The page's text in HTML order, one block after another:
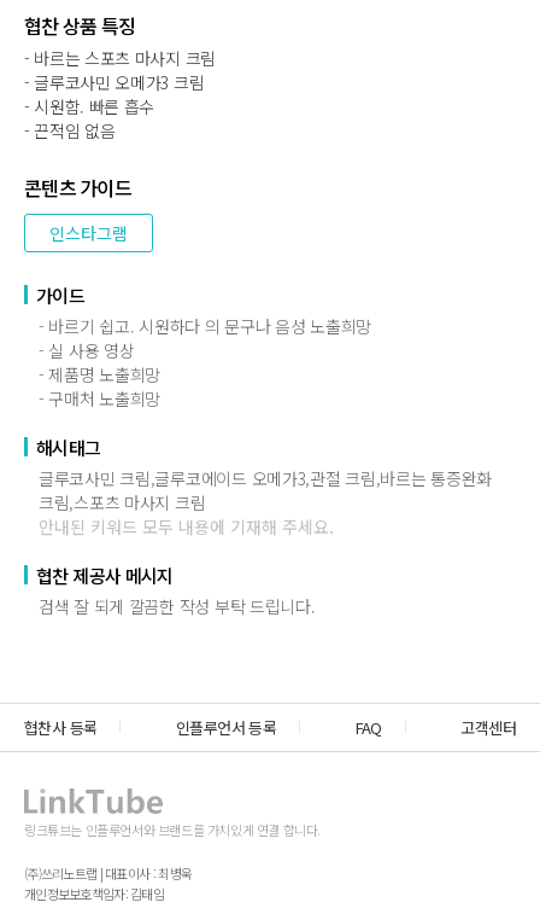
협찬 상품 특징
- 바르는 스포츠 마사지 크림
- 글루코사민 오메가3 크림
- 시원함. 빠른 흡수
- 끈적임 없음
콘텐츠 가이드
인스타그램
가이드
- 바르기 쉽고. 시원하다 의 문구나 음성 노출희망
- 실 사용 영상
- 제품명 노출희망
- 구매처 노출희망
해시태그
글루코사민 크림,글루코에이드 오메가3,관절 크림,바르는 통증완화
크림,스포츠 마사지 크림
안내된 키워드 모두 내용에 기재해 주세요.
협찬 제공사 메시지
검색 잘 되게 깔끔한 작성 부탁 드립니다.
협찬사 등록 인플루언서 등록 FAQ 고객센터
링크튜브는 인플루언서와 브랜드를 가치있게 연결 합니다.
(주)쓰리노트랩 | 대표이사 : 최병욱
개인정보보호책임자: 김태임